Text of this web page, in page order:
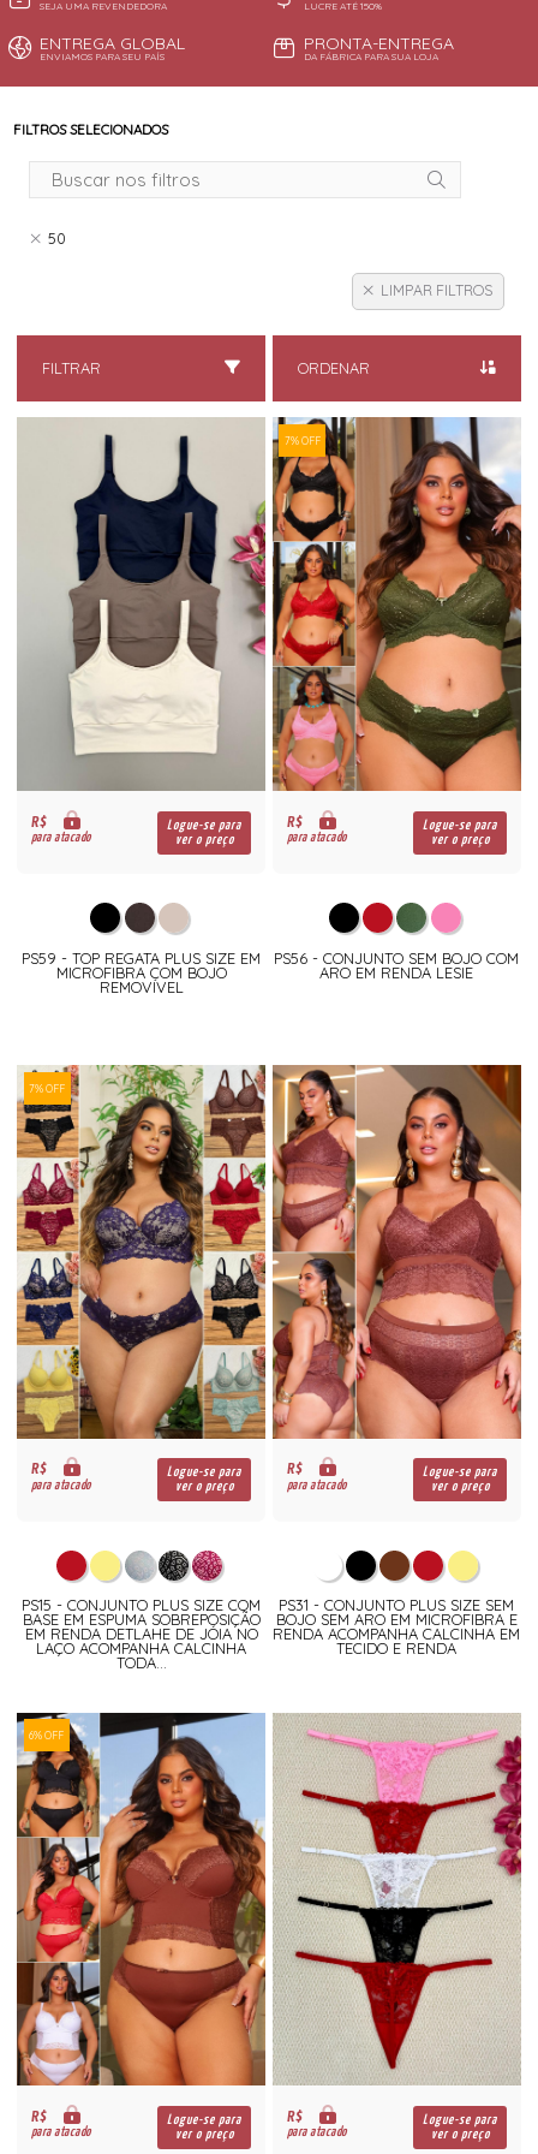
SEJA UMA REVENDEDORA LUCRE ATÉ 150%
ENTREGA GLOBAL
ENVIAMOS PARA SEU PAÍS
PRONTA-ENTREGA
DA FÁBRICA PARA SUA LOJA
FILTROS SELECIONADOS
50
LIMPAR FILTROS
FILTRAR ORDENAR
R$
para atacado
Logue-se para
ver o preço
PS59 - TOP REGATA PLUS SIZE EM
MICROFIBRA COM BOJO
REMOVÍVEL
7% OFF
R$
para atacado
Logue-se para
ver o preço
PS56 - CONJUNTO SEM BOJO COM
ARO EM RENDA LESIE
7% OFF
R$
para atacado
Logue-se para
ver o preço
PS15 - CONJUNTO PLUS SIZE COM
BASE EM ESPUMA SOBREPOSIÇÃO
EM RENDA DETLAHE DE JÓIA NO
LAÇO ACOMPANHA CALCINHA
TODA...
R$
para atacado
Logue-se para
ver o preço
PS31 - CONJUNTO PLUS SIZE SEM
BOJO SEM ARO EM MICROFIBRA E
RENDA ACOMPANHA CALCINHA EM
TECIDO E RENDA
6% OFF
R$
para atacado
Logue-se para
ver o preço
R$
para atacado
Logue-se para
ver o preço